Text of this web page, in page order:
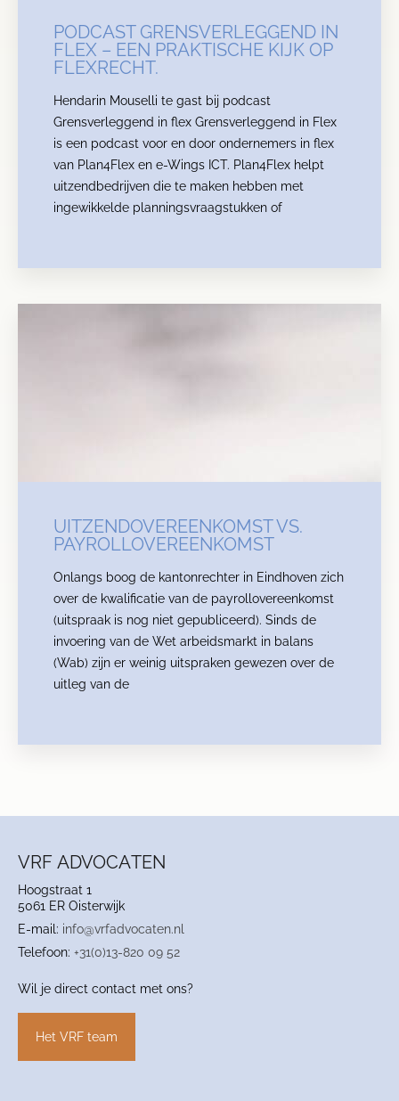
PODCAST GRENSVERLEGGEND IN
FLEX – EEN PRAKTISCHE KIJK OP
FLEXRECHT.
Hendarin Mouselli te gast bij podcast
Grensverleggend in flex Grensverleggend in Flex
is een podcast voor en door ondernemers in flex
van Plan4Flex en e-Wings ICT. Plan4Flex helpt
uitzendbedrijven die te maken hebben met
ingewikkelde planningsvraagstukken of
UITZENDOVEREENKOMST VS.
PAYROLLOVEREENKOMST
Onlangs boog de kantonrechter in Eindhoven zich
over de kwalificatie van de payrollovereenkomst
(uitspraak is nog niet gepubliceerd). Sinds de
invoering van de Wet arbeidsmarkt in balans
(Wab) zijn er weinig uitspraken gewezen over de
uitleg van de
VRF ADVOCATEN
Hoogstraat 1
5061 ER Oisterwijk
E-mail: info@vrfadvocaten.nl
Telefoon: +31(0)13-820 09 52
Wil je direct contact met ons?
Het VRF team